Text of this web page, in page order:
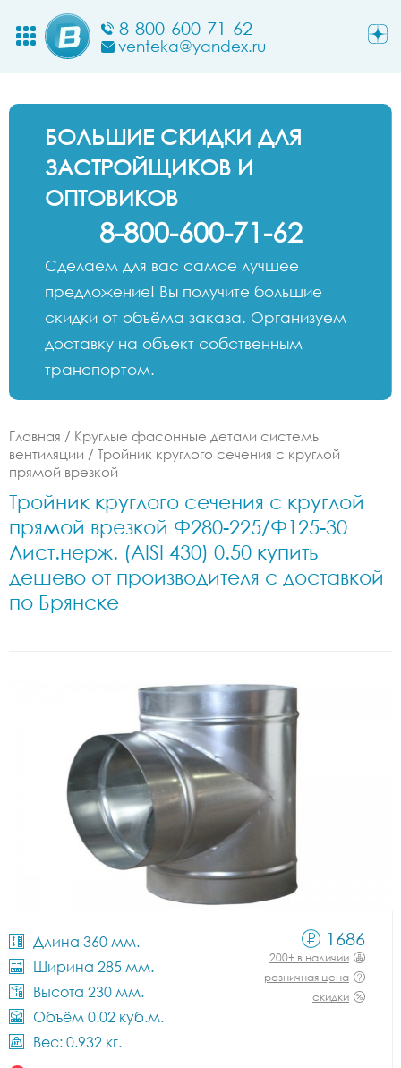
8-800-600-71-62
venteka@yandex.ru
БОЛЬШИЕ СКИДКИ ДЛЯ
ЗАСТРОЙЩИКОВ И
ОПТОВИКОВ
8-800-600-71-62
Сделаем для вас самое лучшее
предложение! Вы получите большие
скидки от объёма заказа. Организуем
доставку на объект собственным
транспортом.
Главная / Круглые фасонные детали системы
вентиляции / Тройник круглого сечения с круглой
прямой врезкой
Тройник круглого сечения с круглой
прямой врезкой Ф280-225/Ф125-30
Лист.нерж. (AISI 430) 0.50 купить
дешево от производителя с доставкой
по Брянске
Длина 360 мм.
Ширина 285 мм.
Высота 230 мм.
Объём 0.02 куб.м.
Вес: 0.932 кг.
1686
200+ в наличии
розничная цена
скидки